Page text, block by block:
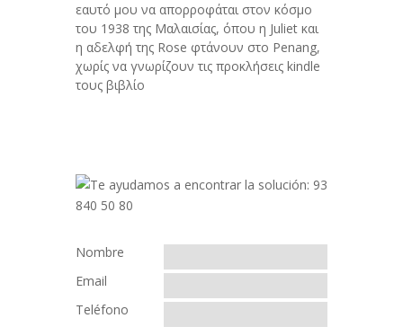
εαυτό μου να απορροφάται στον κόσμο
του 1938 της Μαλαισίας, όπου η Juliet και
η αδελφή της Rose φτάνουν στο Penang,
χωρίς να γνωρίζουν τις προκλήσεις kindle
τους βιβλίο
Nombre
Email
Teléfono